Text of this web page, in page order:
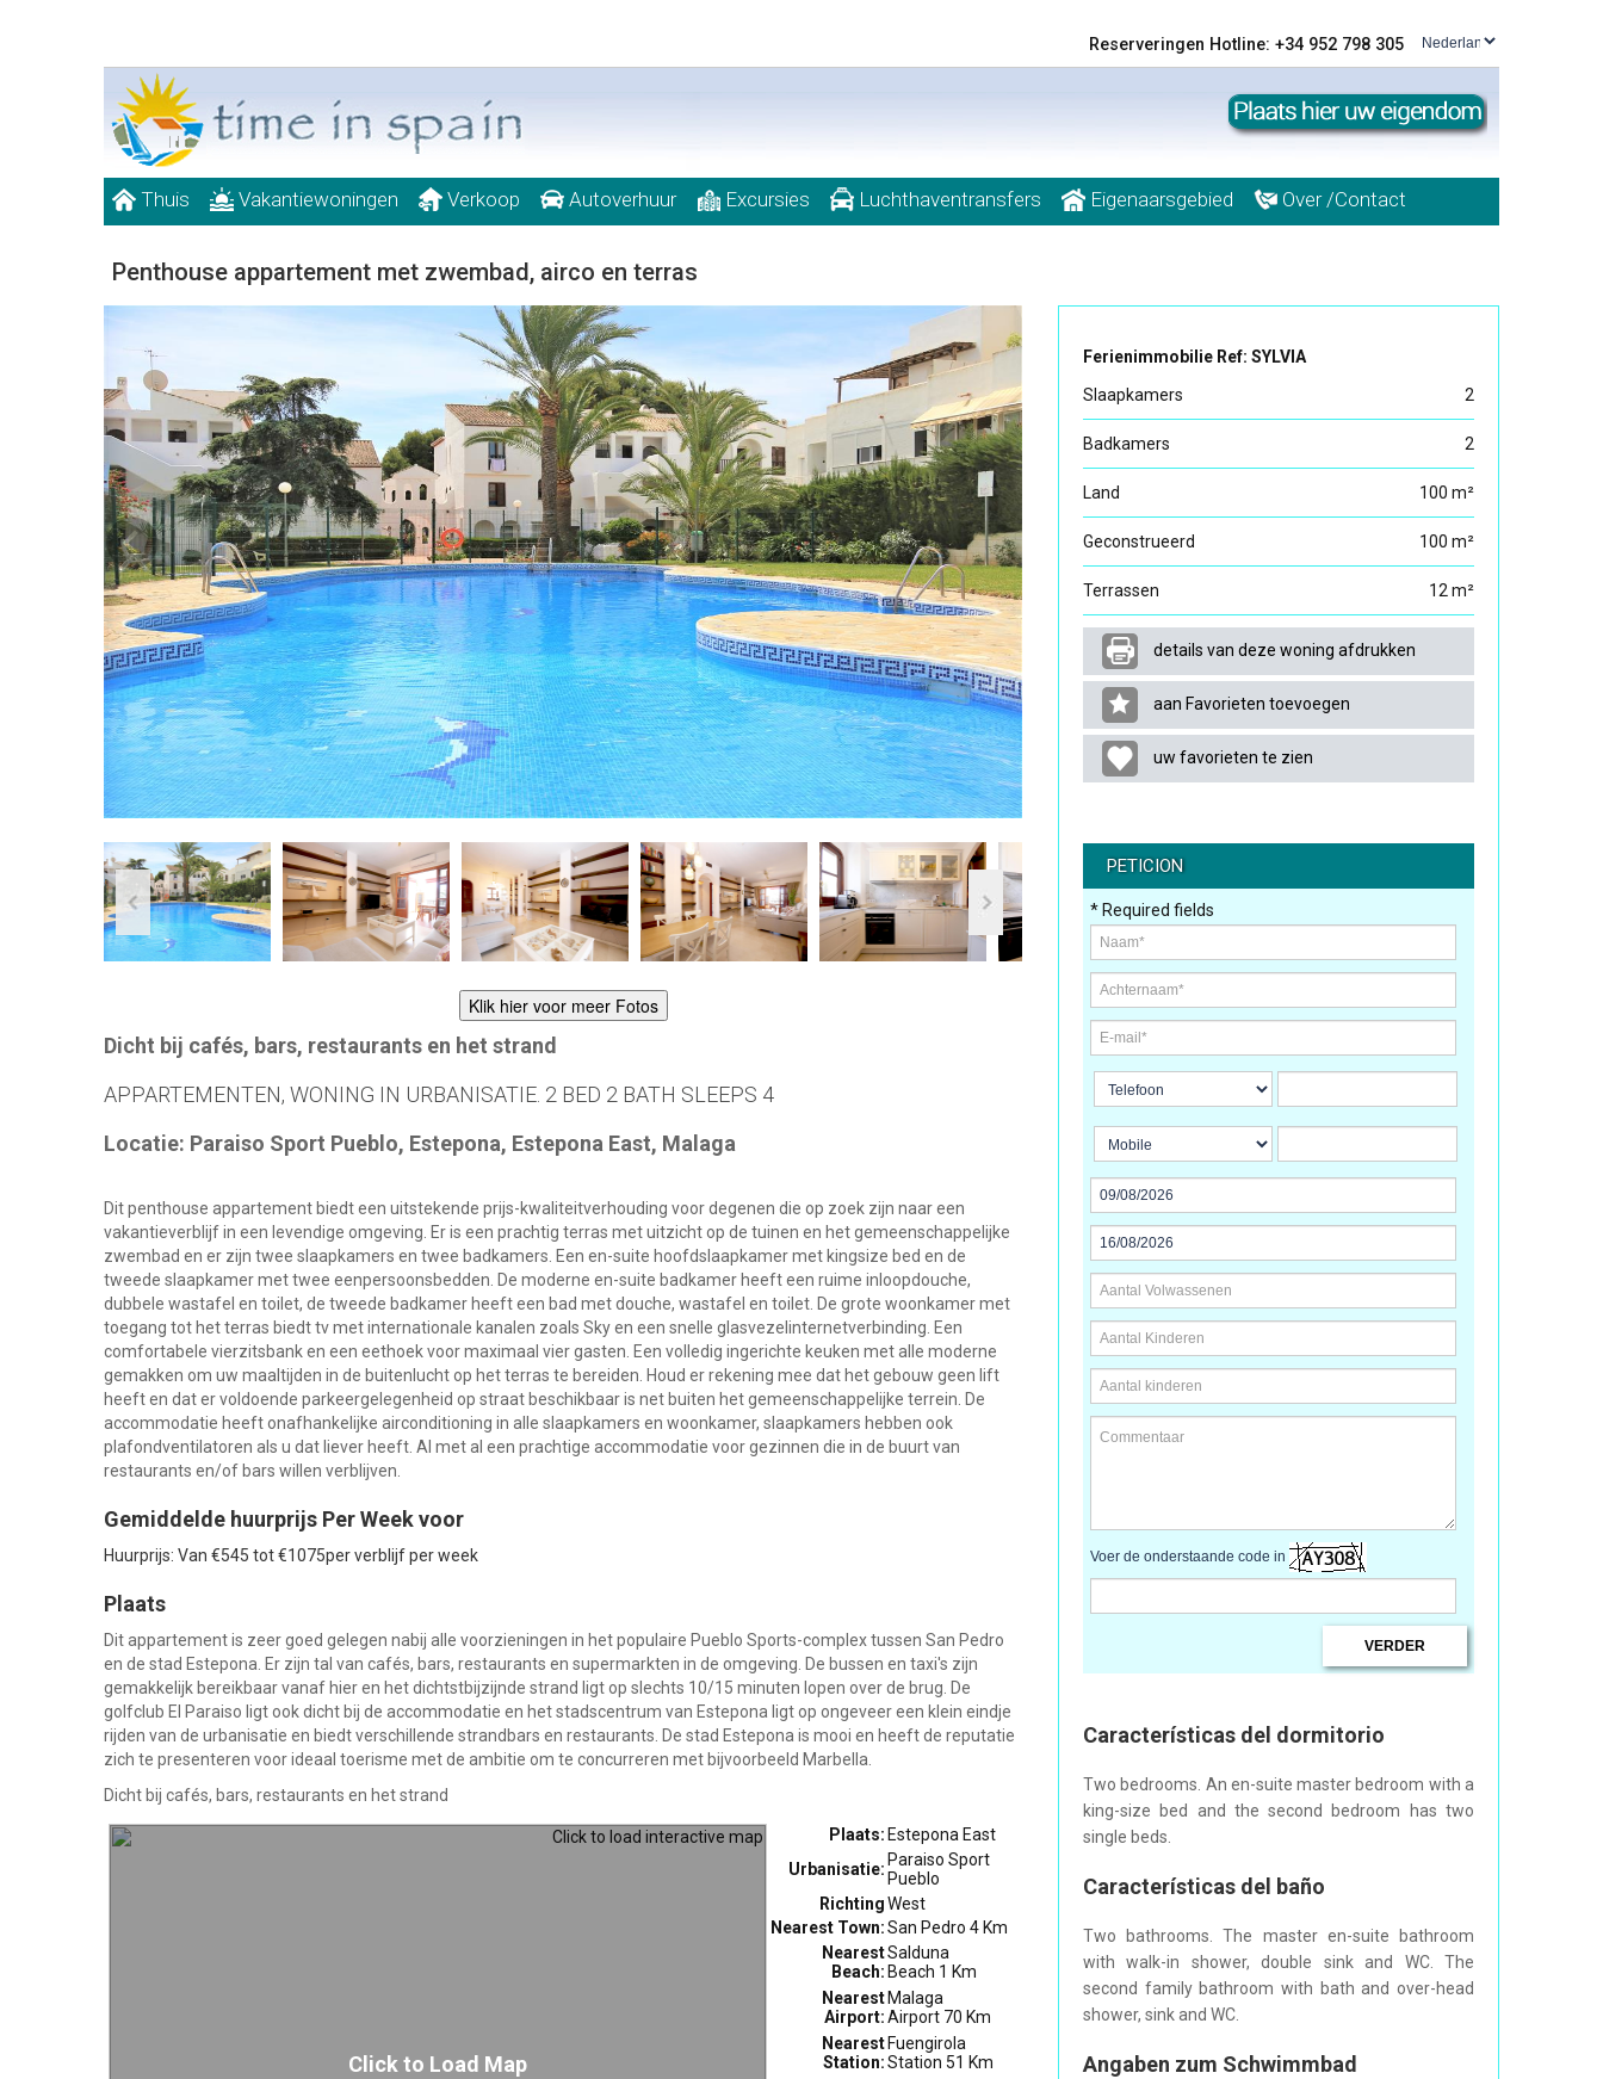
Reserveringen Hotline: +34 952 798 305
Thuis Vakantiewoningen Verkoop Autoverhuur Excursies Luchthaventransfers Eigenaarsgebied Over /Contact
Penthouse appartement met zwembad, airco en terras
Klik hier voor meer Fotos
Dicht bij cafés, bars, restaurants en het strand
APPARTEMENTEN, WONING IN URBANISATIE. 2 BED 2 BATH SLEEPS 4
Locatie: Paraiso Sport Pueblo, Estepona, Estepona East, Malaga
Dit penthouse appartement biedt een uitstekende prijs-kwaliteitverhouding voor degenen die op zoek zijn naar een
vakantieverblijf in een levendige omgeving. Er is een prachtig terras met uitzicht op de tuinen en het gemeenschappelijke
zwembad en er zijn twee slaapkamers en twee badkamers. Een en-suite hoofdslaapkamer met kingsize bed en de
tweede slaapkamer met twee eenpersoonsbedden. De moderne en-suite badkamer heeft een ruime inloopdouche,
dubbele wastafel en toilet, de tweede badkamer heeft een bad met douche, wastafel en toilet. De grote woonkamer met
toegang tot het terras biedt tv met internationale kanalen zoals Sky en een snelle glasvezelinternetverbinding. Een
comfortabele vierzitsbank en een eethoek voor maximaal vier gasten. Een volledig ingerichte keuken met alle moderne
gemakken om uw maaltijden in de buitenlucht op het terras te bereiden. Houd er rekening mee dat het gebouw geen lift
heeft en dat er voldoende parkeergelegenheid op straat beschikbaar is net buiten het gemeenschappelijke terrein. De
accommodatie heeft onafhankelijke airconditioning in alle slaapkamers en woonkamer, slaapkamers hebben ook
plafondventilatoren als u dat liever heeft. Al met al een prachtige accommodatie voor gezinnen die in de buurt van
restaurants en/of bars willen verblijven.
Gemiddelde huurprijs Per Week voor
Huurprijs: Van €545 tot €1075per verblijf per week
Plaats
Dit appartement is zeer goed gelegen nabij alle voorzieningen in het populaire Pueblo Sports-complex tussen San Pedro
en de stad Estepona. Er zijn tal van cafés, bars, restaurants en supermarkten in de omgeving. De bussen en taxi's zijn
gemakkelijk bereikbaar vanaf hier en het dichtstbijzijnde strand ligt op slechts 10/15 minuten lopen over de brug. De
golfclub El Paraiso ligt ook dicht bij de accommodatie en het stadscentrum van Estepona ligt op ongeveer een klein eindje
rijden van de urbanisatie en biedt verschillende strandbars en restaurants. De stad Estepona is mooi en heeft de reputatie
zich te presenteren voor ideaal toerisme met de ambitie om te concurreren met bijvoorbeeld Marbella.
Dicht bij cafés, bars, restaurants en het strand
Click to Load Map
Plaats: Estepona East
Urbanisatie: Paraiso Sport
Pueblo
RichtingWest
Nearest Town:San Pedro 4 Km
Nearest
Beach:
Salduna
Beach 1 Km
Nearest
Airport:
Malaga
Airport 70 Km
Nearest
Station:
Fuengirola
Station 51 Km
Ferienimmobilie Ref: SYLVIA
Slaapkamers
2
Badkamers 2
Land 100 m²
Geconstrueerd 100 m²
Terrassen 12 m²
details van deze woning afdrukken
aan Favorieten toevoegen
uw favorieten te zien
PETICION
* Required fields
Voer de onderstaande code in
Características del dormitorio
Two bedrooms. An en-suite master bedroom with a
king-size bed and the second bedroom has two
single beds.
Características del baño
Two bathrooms. The master en-suite bathroom
with walk-in shower, double sink and WC. The
second family bathroom with bath and over-head
shower, sink and WC.
Angaben zum Schwimmbad